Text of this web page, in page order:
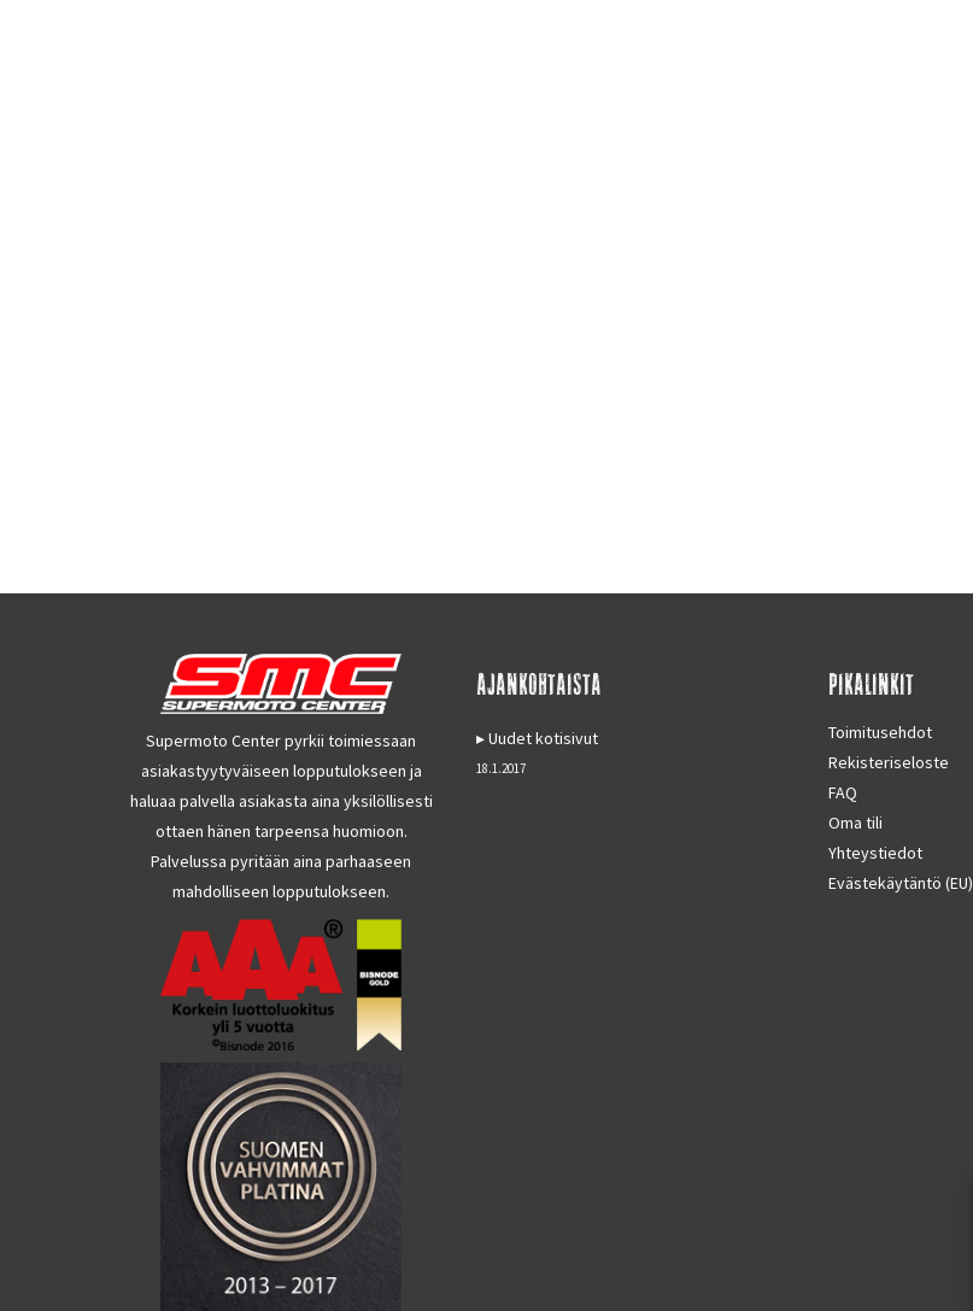
Supermoto Center pyrkii toimiessaan
asiakastyytyväiseen lopputulokseen ja
haluaa palvella asiakasta aina yksilöllisesti
ottaen hänen tarpeensa huomioon.
Palvelussa pyritään aina parhaaseen
mahdolliseen lopputulokseen.
AJANKOHTAISTA
Uudet kotisivut
18.1.2017
PIKALINKIT
Toimitusehdot
Rekisteriseloste
FAQ
Oma tili
Yhteystiedot
Evästekäytäntö (EU)